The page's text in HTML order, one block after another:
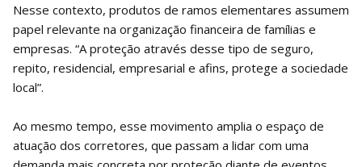
Nesse contexto, produtos de ramos elementares assumem
papel relevante na organização financeira de famílias e
empresas. “A proteção através desse tipo de seguro,
repito, residencial, empresarial e afins, protege a sociedade
local”.
Ao mesmo tempo, esse movimento amplia o espaço de
atuação dos corretores, que passam a lidar com uma